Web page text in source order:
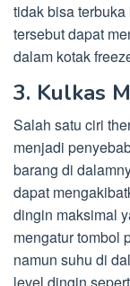
tidak bisa
tersebut dapat
dalam kotak
3. Kulkas
Salah satu ciri
menjadi
barang di
dapat
dingin maksimal
mengatur tombol
namun suhu di